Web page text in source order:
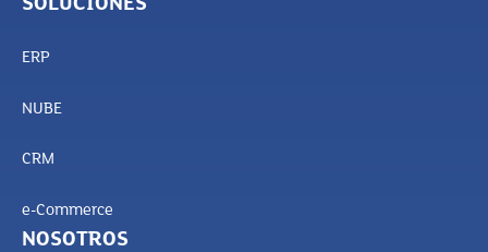
SOLUCIONES
ERP
NUBE
CRM
e-Commerce
NOSOTROS